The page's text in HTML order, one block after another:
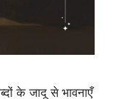
के जादू से भावनाएँ